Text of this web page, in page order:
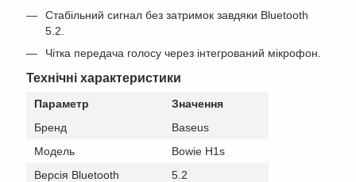
Стабільний сигнал без затримок завдяки Bluetooth
5.2.
Чітка передача голосу через інтегрований мікрофон.
Технічні характеристики
Параметр
Значення
Бренд
Baseus
Модель
Bowie H1s
Версія Bluetooth
5.2